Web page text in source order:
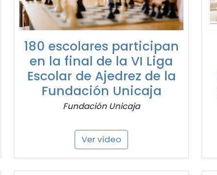
180 escolares participan
en la final de la VI Liga
Escolar de Ajedrez de la
Fundación Unicaja
Fundación Unicaja
Ver vídeo